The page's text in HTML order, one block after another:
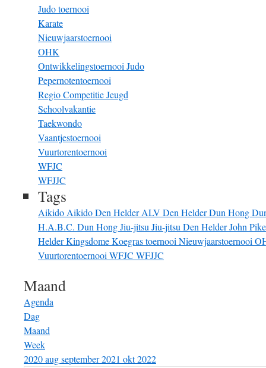
Judo toernooi
Karate
Nieuwjaarstoernooi
OHK
Ontwikkelingstoernooi Judo
Pepernotentoernooi
Regio Competitie Jeugd
Schoolvakantie
Taekwondo
Vaantjestoernooi
Vuurtorentoernooi
WFJC
WFJJC
Tags
Aikido Aikido Den HelderALV Den HelderDun Hong
H.A.B.C. Dun HongJiu-jitsu Jiu-jitsu Den HelderJohn
HelderKingsdomeKoegras toernooi Nieuwjaarstoernooi
Vuurtorentoernooi WFJC WFJJC
Maand
Agenda
Dag
Maand
Week
2020augseptember 2021 okt2022